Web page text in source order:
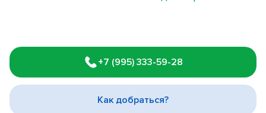
1
of
3
+7 (995) 333-59-28
Как добраться?